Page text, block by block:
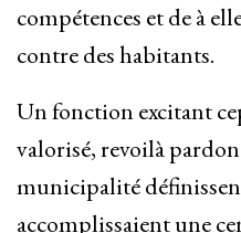
compétences et de à
contre des habitants.
Un fonction excitant
valorisé, revoilà
municipalité
accomplissaient une